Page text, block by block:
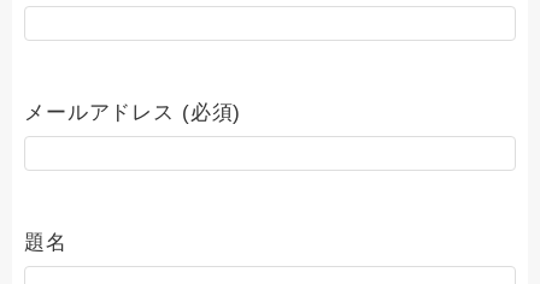
メールアドレス (必須)
題名